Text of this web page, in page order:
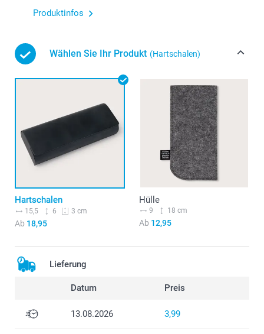
Produktinfos
Wählen Sie Ihr Produkt (Hartschalen)
Hartschalen
15,5 6 3 cm
Ab 18,95
Hülle
9 18 cm
Ab 12,95
Lieferung
Datum Preis
13.08.2026 3,99